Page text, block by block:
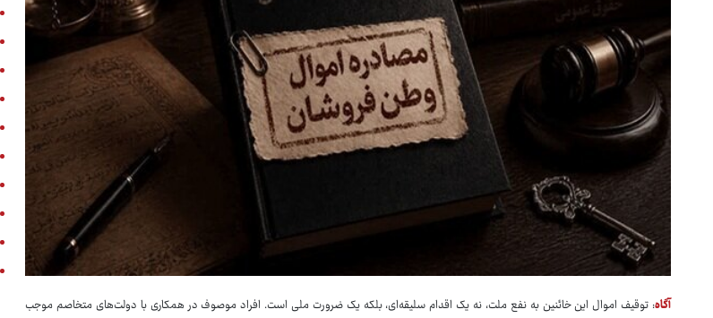
آگاه: توقیف اموال این خائنین به نفع ملت، نه یک اقدام سلیقه‌ای، بلکه یک ضرورت ملی است. افراد موصوف در همکاری با دولت‌های متخاصم موجب